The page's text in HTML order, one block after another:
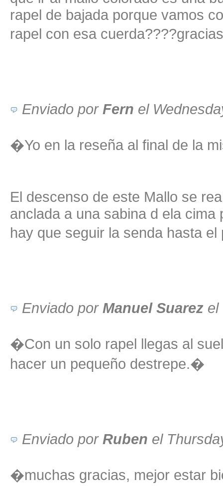
rapel de bajada porque vamos
rapel con esa
Enviado por Fern el
�Yo en la reseña al final de la
El descenso de este Mallo se
anclada a una sabina d ela
hay que seguir la senda hasta
Enviado por Manuel Suarez el
�Con un solo rapel llegas al
hacer un pequeño destrepe.�
Enviado por Ruben el
�muchas gracias, mejor estar